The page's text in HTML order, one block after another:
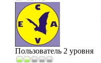
Пользователь 2 уровня